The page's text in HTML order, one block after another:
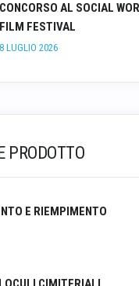
CONCORSO AL SOCIAL
FILM FESTIVAL
8 LUGLIO 2026
PRODOTTO
E RIEMPIMENTO